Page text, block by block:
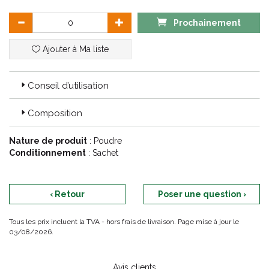
Prochainement
Ajouter à Ma liste
Conseil d’utilisation
Composition
Nature de produit : Poudre
Conditionnement : Sachet
‹ Retour Poser une question ›
Tous les prix incluent la TVA - hors frais de livraison. Page mise à jour le
03/08/2026.